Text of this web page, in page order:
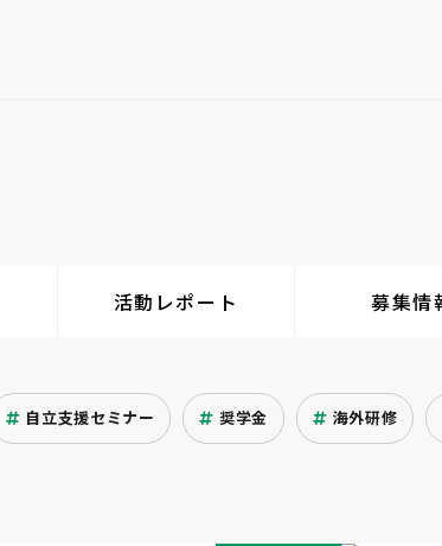
活動レポート 募集情
自立支援セミナー 奨学金 海外研修